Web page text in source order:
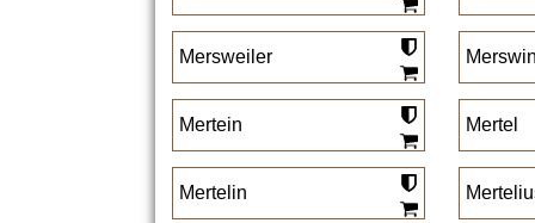
Mersweiler
Mertein Mertel
Mertelin